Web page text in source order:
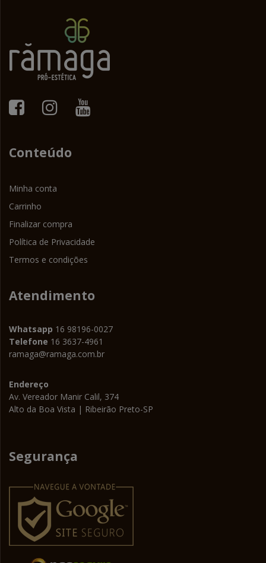
Conteúdo
Minha conta
Carrinho
Finalizar compra
Política de Privacidade
Termos e condições
Atendimento
Whatsapp 16 98196-0027
Telefone 16 3637-4961
ramaga@ramaga.com.br
Endereço
Av. Vereador Manir Calil, 374
Alto da Boa Vista | Ribeirão Preto-SP
Segurança